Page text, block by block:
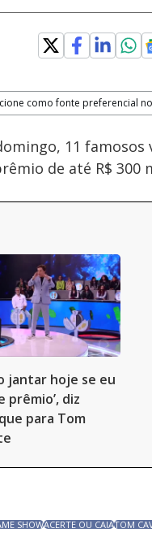
como fonte preferencial
11 famosos
de até R$ 300
jantar hoje se eu
prêmio’, diz
para Tom
SHOWACERTE OU CAIATOM